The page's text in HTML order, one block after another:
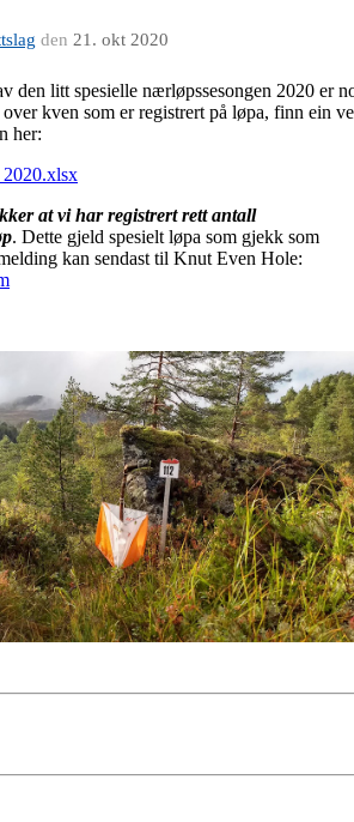
den 21. okt 2020
den litt spesielle nærløpssesongen 2020 er
kven som er registrert på løpa, finn ein
her:
at vi har registrert rett antall
. Dette gjeld spesielt løpa som gjekk som
kan sendast til Knut Even Hole: